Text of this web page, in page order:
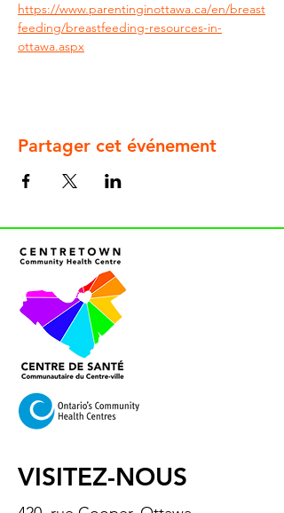
https://www.parentinginottawa.ca/en/breast
feeding/breastfeeding-resources-in-
ottawa.aspx
Partager cet événement
VISITEZ-NOUS